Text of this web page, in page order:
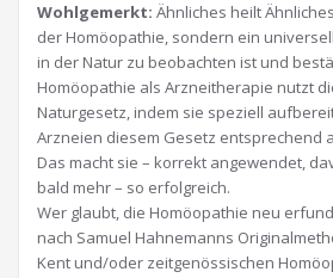
Wohlgemerkt: Ähnliches heilt
der Homöopathie, sondern ein
in der Natur zu beobachten ist und
Homöopathie als Arzneitherapie nutzt
Naturgesetz, indem sie speziell
Arzneien diesem Gesetz entsprechend
Das macht sie – korrekt angewendet,
bald mehr – so erfolgreich.
Wer glaubt, die Homöopathie neu
nach Samuel Hahnemanns
Kent und/oder zeitgenössischen